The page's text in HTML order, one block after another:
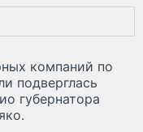
компаний по
подверглась
губернатора